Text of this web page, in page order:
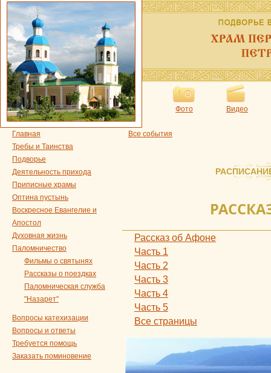
Фото Видео
Главная
Требы и Таинства
Подворье
Деятельность прихода
Приписные храмы
Оптина пустынь
Воскресное Евангелие и
Апостол
Духовная жизнь
Паломничество
Фильмы о святынях
Рассказы о поездках
Паломническая служба
"Назарет"
Вопросы катехизации
Вопросы и ответы
Требуется помощь
Заказать поминовение
Все события
Рассказ об Афоне
Часть 1
Часть 2
Часть 3
Часть 4
Часть 5
Все страницы